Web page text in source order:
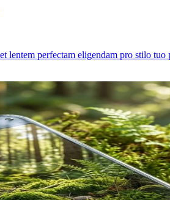
lentem perfectam eligendam pro stilo tuo